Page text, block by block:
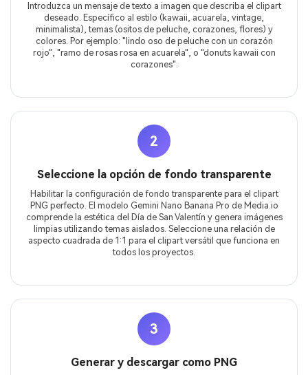
Introduzca un mensaje de texto a imagen que describa el clipart
deseado. Específico al estilo (kawaii, acuarela, vintage,
minimalista), temas (ositos de peluche, corazones, flores) y
colores. Por ejemplo: "lindo oso de peluche con un corazón
rojo", "ramo de rosas rosa en acuarela", o "donuts kawaii con
corazones".
2
Seleccione la opción de fondo transparente
Habilitar la configuración de fondo transparente para el clipart
PNG perfecto. El modelo Gemini Nano Banana Pro de Media.io
comprende la estética del Día de San Valentín y genera imágenes
limpias utilizando temas aislados. Seleccione una relación de
aspecto cuadrada de 1:1 para el clipart versátil que funciona en
todos los proyectos.
3
Generar y descargar como PNG